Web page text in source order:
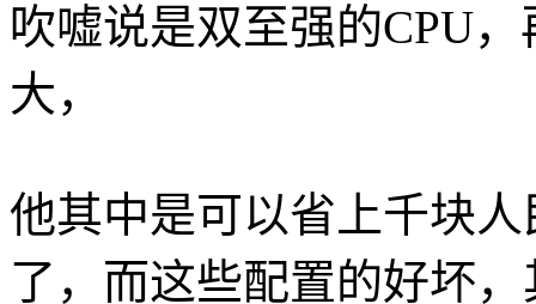
吹嘘说是双至强的CPU
大，
他其中是可以省上千块
了，而这些配置的好坏